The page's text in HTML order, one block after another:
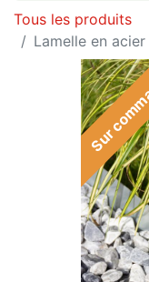
Tous les produits
Lamelle en
Sur